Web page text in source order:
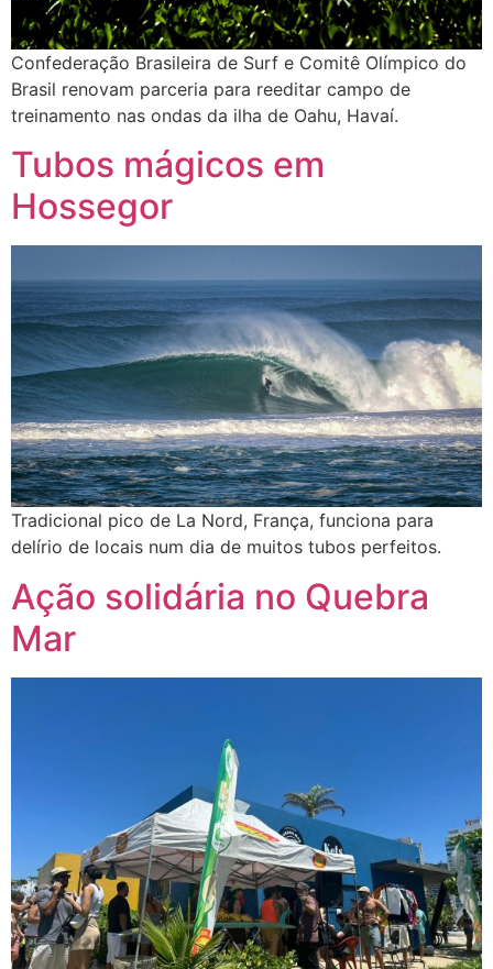
Confederação Brasileira de Surf e Comitê Olímpico do
Brasil renovam parceria para reeditar campo de
treinamento nas ondas da ilha de Oahu, Havaí.
Tubos mágicos em
Hossegor
Tradicional pico de La Nord, França, funciona para
delírio de locais num dia de muitos tubos perfeitos.
Ação solidária no Quebra
Mar